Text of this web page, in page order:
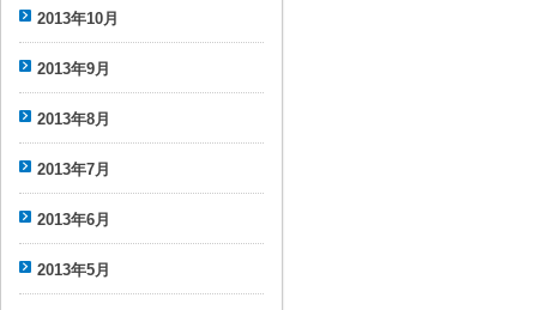
2013年10月
2013年9月
2013年8月
2013年7月
2013年6月
2013年5月